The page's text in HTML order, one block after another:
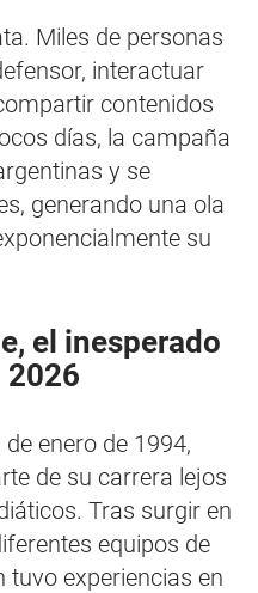
Miles de personas
interactuar
contenidos
días, la campaña
y se
generando una ola
su
el inesperado
2026
enero de 1994,
de su carrera lejos
Tras surgir en
equipos de
tuvo experiencias en